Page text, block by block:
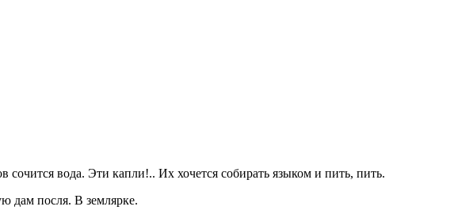
сочится вода. Эти капли!.. Их хочется собирать языком и пить, пить.
дам посля. В землярке.